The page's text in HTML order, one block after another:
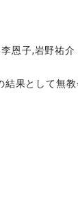
恩子,岩野祐介
果として無